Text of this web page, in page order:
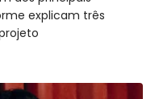
explicam três